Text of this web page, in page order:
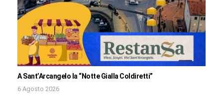
A Sant’Arcangelo la “Notte Gialla Coldiretti”
6 Agosto 2026